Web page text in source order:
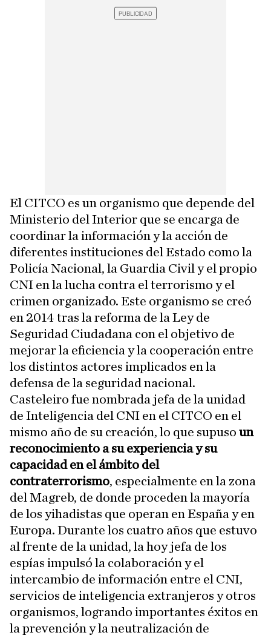
El CITCO es un organismo que depende del
Ministerio del Interior que se encarga de
coordinar la información y la acción de
diferentes instituciones del Estado como la
Policía Nacional, la Guardia Civil y el propio
CNI en la lucha contra el terrorismo y el
crimen organizado. Este organismo se creó
en 2014 tras la reforma de la Ley de
Seguridad Ciudadana con el objetivo de
mejorar la eficiencia y la cooperación entre
los distintos actores implicados en la
defensa de la seguridad nacional.
Casteleiro fue nombrada jefa de la unidad
de Inteligencia del CNI en el CITCO en el
mismo año de su creación, lo que supuso un
reconocimiento a su experiencia y su
capacidad en el ámbito del
contraterrorismo, especialmente en la zona
del Magreb, de donde proceden la mayoría
de los yihadistas que operan en España y en
Europa. Durante los cuatro años que estuvo
al frente de la unidad, la hoy jefa de los
espías impulsó la colaboración y el
intercambio de información entre el CNI,
servicios de inteligencia extranjeros y otros
organismos, logrando importantes éxitos en
la prevención y la neutralización de